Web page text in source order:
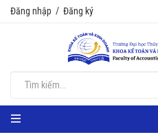
Đăng nhập / Đăng ký